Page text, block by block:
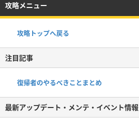
攻略メニュー
攻略トップへ戻る
注目記事
復帰者のやるべきことまとめ
最新アップデート・メンテ・イベント情報